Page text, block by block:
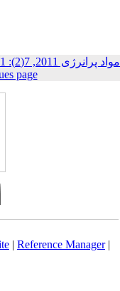
page
| Reference Manager|